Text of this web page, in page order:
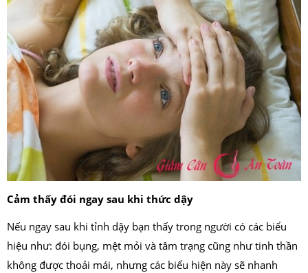
Cảm thấy đói ngay sau khi thức dậy
Nếu ngay sau khi tỉnh dậy bạn thấy trong người có các biểu
hiệu như: đói bụng, mệt mỏi và tâm trạng cũng như tinh thần
không được thoải mái, nhưng các biểu hiện này sẽ nhanh